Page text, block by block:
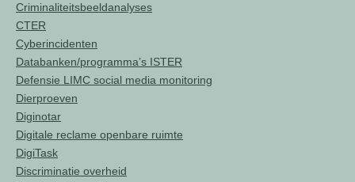
Criminaliteitsbeeldanalyses
CTER
Cyberincidenten
Databanken/programma’s ISTER
Defensie LIMC social media monitoring
Dierproeven
Diginotar
Digitale reclame openbare ruimte
DigiTask
Discriminatie overheid